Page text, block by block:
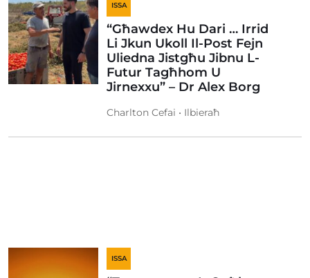
ISSA
“Għawdex Hu Dari … Irrid
Li Jkun Ukoll Il-Post Fejn
Uliedna Jistgħu Jibnu L-
Futur Tagħhom U
Jirnexxu” – Dr Alex Borg
Charlton Cefai • Ilbieraħ
ISSA